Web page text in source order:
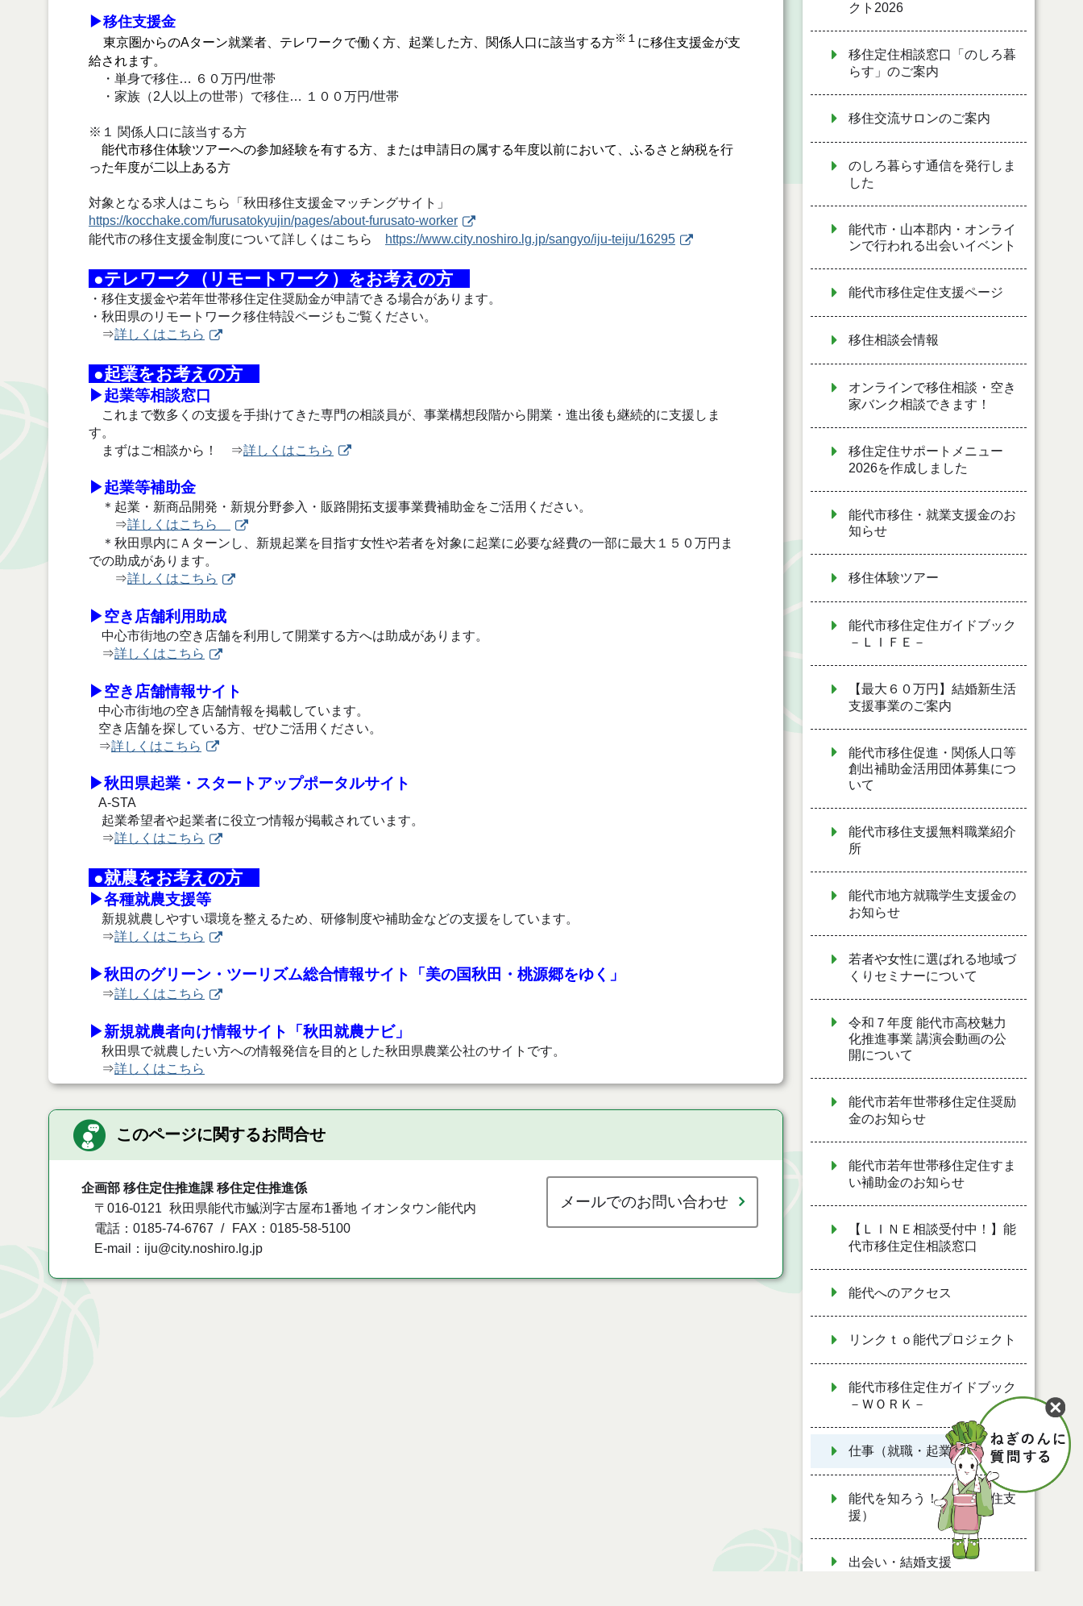
▶移住支援金
東京圏からのAターン就業者、テレワークで働く方、起業した方、関係人口に該当する方※１ に移住支援金が支
給されます。
・単身で移住… ６０万円/世帯
・家族（2人以上の世帯）で移住… １００万円/世帯
※１ 関係人口に該当する方
能代市移住体験ツアーへの参加経験を有する方、または申請日の属する年度以前において、ふるさと納税を行
った年度が二以上ある方
対象となる求人はこちら「秋田移住支援金マッチングサイト」
https://kocchake.com/furusatokyujin/pages/about-furusato-worker
能代市の移住支援金制度について詳しくはこちら
https://www.city.noshiro.lg.jp/sangyo/iju-teiju/16295
●テレワーク（リモートワーク）をお考えの方
・移住支援金や若年世帯移住定住奨励金が申請できる場合があります。
・秋田県のリモートワーク移住特設ページもご覧ください。
⇒詳しくはこちら
●起業をお考えの方
▶起業等相談窓口
これまで数多くの支援を手掛けてきた専門の相談員が、事業構想段階から開業・進出後も継続的に支援しま
す。
まずはご相談から！ ⇒詳しくはこちら
▶起業等補助金
＊起業・新商品開発・新規分野参入・販路開拓支援事業費補助金をご活用ください。
⇒詳しくはこちら
＊秋田県内にＡターンし、新規起業を目指す女性や若者を対象に起業に必要な経費の一部に最大１５０万円ま
での助成があります。
⇒詳しくはこちら
▶空き店舗利用助成
中心市街地の空き店舗を利用して開業する方へは助成があります。
⇒詳しくはこちら
▶空き店舗情報サイト
中心市街地の空き店舗情報を掲載しています。
空き店舗を探している方、ぜひご活用ください。
⇒詳しくはこちら
▶秋田県起業・スタートアップポータルサイト
A-STA
起業希望者や起業者に役立つ情報が掲載されています。
⇒詳しくはこちら
●就農をお考えの方
▶各種就農支援等
新規就農しやすい環境を整えるため、研修制度や補助金などの支援をしています。
⇒詳しくはこちら
▶秋田のグリーン・ツーリズム総合情報サイト「美の国秋田・桃源郷をゆく」
⇒詳しくはこちら
▶新規就農者向け情報サイト「秋田就農ナビ」
秋田県で就農したい方への情報発信を目的とした秋田県農業公社のサイトです。
⇒詳しくはこちら
このページに関するお問合せ
企画部 移住定住推進課 移住定住推進係
〒016-0121
秋田県能代市鰄渕字古屋布1番地 イオンタウン能代内
電話：0185-74-6767
FAX：0185-58-5100
E-mail：iju@city.noshiro.lg.jp
メールでのお問い合わせ
クト2026
移住定住相談窓口「のしろ暮
らす」のご案内
移住交流サロンのご案内
のしろ暮らす通信を発行しま
した
能代市・山本郡内・オンライ
ンで行われる出会いイベント
能代市移住定住支援ページ
移住相談会情報
オンラインで移住相談・空き
家バンク相談できます！
移住定住サポートメニュー
2026を作成しました
能代市移住・就業支援金のお
知らせ
移住体験ツアー
能代市移住定住ガイドブック
－ＬＩＦＥ－
【最大６０万円】結婚新生活
支援事業のご案内
能代市移住促進・関係人口等
創出補助金活用団体募集につ
いて
能代市移住支援無料職業紹介
所
能代市地方就職学生支援金の
お知らせ
若者や女性に選ばれる地域づ
くりセミナーについて
令和７年度 能代市高校魅力
化推進事業 講演会動画の公
開について
能代市若年世帯移住定住奨励
金のお知らせ
能代市若年世帯移住定住すま
い補助金のお知らせ
【ＬＩＮＥ相談受付中！】能
代市移住定住相談窓口
能代へのアクセス
リンクｔｏ能代プロジェクト
能代市移住定住ガイドブック
－ＷＯＲＫ－
仕事（就職・起業・就農）
能代を知ろう！（移住定住支
援）
出会い・結婚支援